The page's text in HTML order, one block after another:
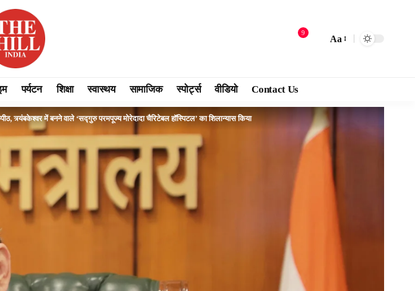
9
Aa
पर्यटन शिक्षा स्वास्थय सामाजिक स्पोर्ट्स वीडियो Contact Us
त्र्यंबकेश्वर में बनने वाले ‘सद्गुरु परमपूज्य मोरेदादा चैरिटेबल हॉस्पिटल’ का शिलान्यास किया